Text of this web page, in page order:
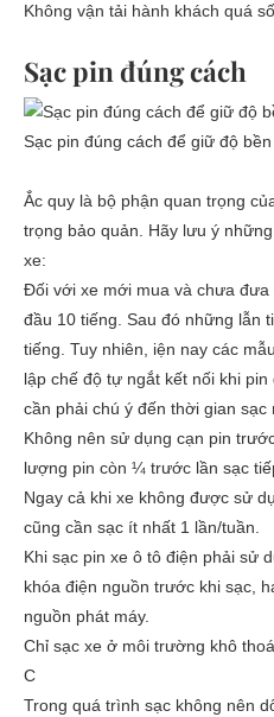
Không vận tải hành khách quá
Sạc pin đúng cách
Sạc pin đúng cách để giữ độ
Ắc quy là bộ phận quan trọng
trọng bảo quản. Hãy lưu ý
xe:
Đối với xe mới mua và chưa
đầu 10 tiếng. Sau đó những lẫn
tiếng. Tuy nhiên, iện nay các
lập chế độ tự ngắt kết nối khi
cần phải chú ý đến thời gian sạc
Không nên sử dụng cạn pin
lượng pin còn ¼ trước lần sạc
Ngay cả khi xe không được sử
cũng cần sạc ít nhất 1 lần/tuần.
Khi sạc pin xe ô tô điện phải sử
khóa điện nguồn trước khi sạc,
nguồn phát máy.
Chỉ sạc xe ở môi trường khô
C
Trong quá trình sạc không nên